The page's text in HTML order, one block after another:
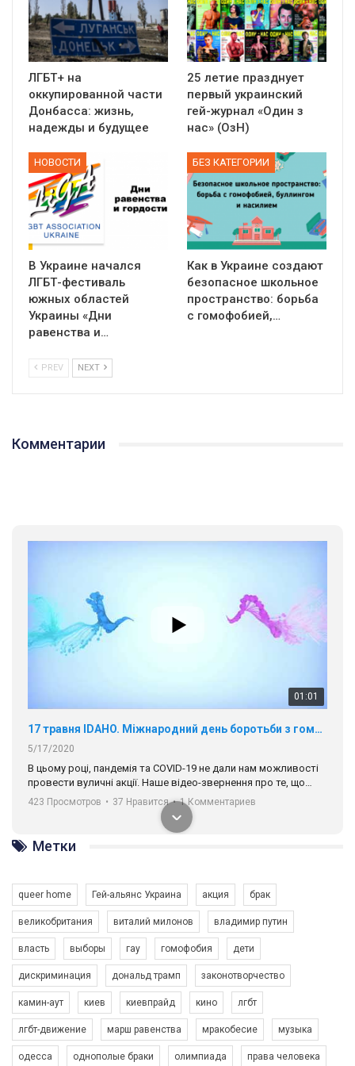
ЛГБТ+ на
оккупированной части
Донбасса: жизнь,
надежды и будущее
25 летие празднует
первый украинский
гей-журнал «Один з
нас» (ОзН)
НОВОСТИ
В Украине начался
ЛГБТ-фестиваль
южных областей
Украины «Дни
равенства и…
БЕЗ КАТЕГОРИИ
Как в Украине создают
безопасное школьное
пространство: борьба
с гомофобией,…
PREV NEXT
Комментарии
01:01
17 травня IDAHO. Міжнародний день боротьби з гомофобією трансфобією і біфобія.
5/17/2020
В цьому році, пандемія та COVІD-19 не дали нам можливості
провести вуличні акції. Наше відео-звернення про те, що
навіть коли ми у різних містах та не можемо зустрінеться, ми
разом. Ми закликаємо всіх хто поділяє цінності рівності та
солідарності, приєднатися до нас. Регіональні підрозділи
ГАУ є в 16 областях України.
Разом наш голос лунає гучніше!
423 Просмотров • 37 Нравится • 1 Комментариев
Зупинимо насильство проти ЛГБТ в Україні! Stop violence against LGBT in Ukraine!
6/30/2017
Метки
queer home Гей-альянс Украина акция брак
великобритания виталий милонов владимир путин
власть выборы гау гомофобия дети
дискриминация дональд трамп законотворчество
камин-аут киев киевпрайд кино лгбт
лгбт-движение марш равенства мракобесие музыка
одесса однополые браки олимпиада права человека